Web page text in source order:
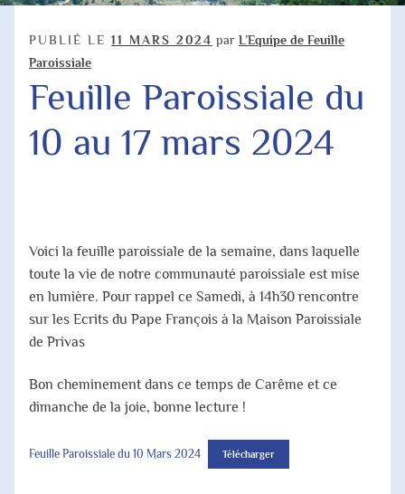
Notre Paroisse
enfant
Je souhaite…
Agenda Paroissial
PUBLIÉ LE 11 MARS 2024 par L’Equipe de Feuille
Paroissiale
Feuille Paroissiale du
10 au 17 mars 2024
Voici la feuille paroissiale de la semaine, dans laquelle
toute la vie de notre communauté paroissiale est mise
en lumière. Pour rappel ce Samedi, à 14h30 rencontre
sur les Ecrits du Pape François à la Maison Paroissiale
de Privas
Bon cheminement dans ce temps de Carême et ce
dimanche de la joie, bonne lecture !
Feuille Paroissiale du 10 Mars 2024 Télécharger